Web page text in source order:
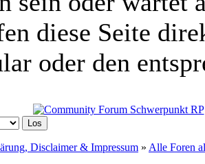
diese Seite
oder den
Disclaimer & Impressum » Alle Foren